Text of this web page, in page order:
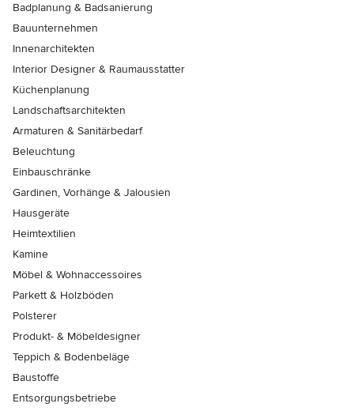
Badplanung & Badsanierung
Bauunternehmen
Innenarchitekten
Interior Designer & Raumausstatter
Küchenplanung
Landschaftsarchitekten
Armaturen & Sanitärbedarf
Beleuchtung
Einbauschränke
Gardinen, Vorhänge & Jalousien
Hausgeräte
Heimtextilien
Kamine
Möbel & Wohnaccessoires
Parkett & Holzböden
Polsterer
Produkt- & Möbeldesigner
Teppich & Bodenbeläge
Baustoffe
Entsorgungsbetriebe